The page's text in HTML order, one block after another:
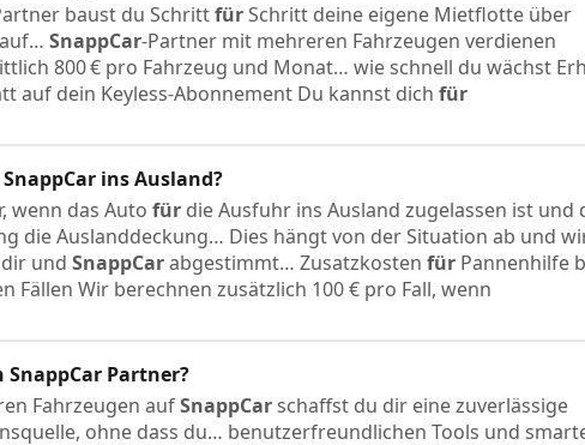
baust du SchrittfürSchritt deine eigene Mietflotte über
auf… SnappCar-Partner mit mehreren Fahrzeugen verdienen
800 € pro Fahrzeug und Monat… wie schnell du wächst
auf dein Keyless-Abonnement Du kannst dich für
SnappCar ins Ausland?
wenn das Auto für die Ausfuhr ins Ausland zugelassen ist und
die Auslanddeckung… Dies hängt von der Situation ab und
und SnappCarabgestimmt… Zusatzkosten für Pannenhilfe
Fällen Wir berechnen zusätzlich 100 € pro Fall, wenn
SnappCar Partner?
Fahrzeugen aufSnappCarschaffst du dir eine zuverlässige
ohne dass du… benutzerfreundlichen Tools und